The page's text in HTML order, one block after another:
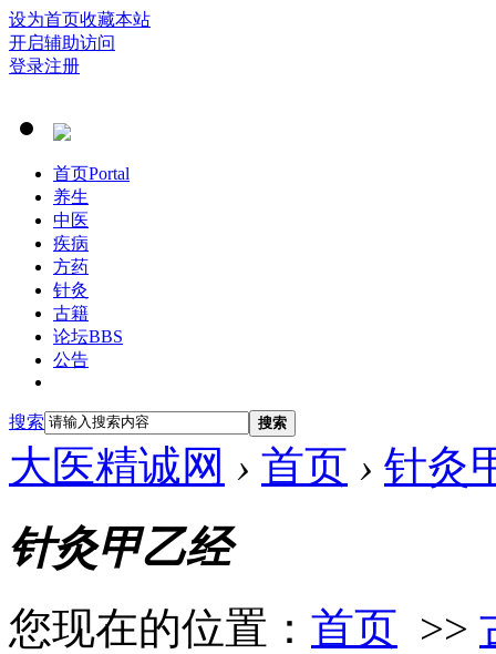
设为首页收藏本站
开启辅助访问
登录注册
首页Portal
养生
中医
疾病
方药
针灸
古籍
论坛BBS
公告
搜索 搜索
大医精诚网 › 首页 › 针灸
针灸甲乙经
您现在的位置： 首页 >>